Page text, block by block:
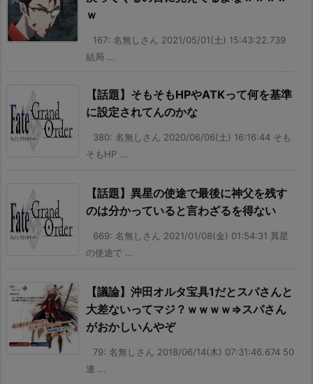
ｗ
167: 名無しさん 2021/05/01(土) 15:43:22.739
結局 ...
【話題】そもそもHPやATKって何を基準
に設定されてんのかな
380: 名無しさん 2020/06/06(土) 16:16:44 そも
そもHP ...
【話題】異星の使途で最後に神父を残す
のは分かっていると言わざるを得ない
669: 名無しさん 2021/01/08(金) 01:54:31 異星
の使途で ...
【議論】沖田オルタ宝具1だとスパさんと
大差ないってマジ？ｗｗｗｗ⇒スパさん
がおかしいんやぞ
79: 名無しさん 2018/06/14(木) 07:31:46.674 50
連 ...